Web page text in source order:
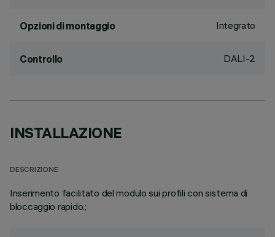
Opzioni di montaggio Integrato
Controllo DALI-2
INSTALLAZIONE
DESCRIZIONE
Inserimento facilitato del modulo sui profili con sistema di
bloccaggio rapido.;